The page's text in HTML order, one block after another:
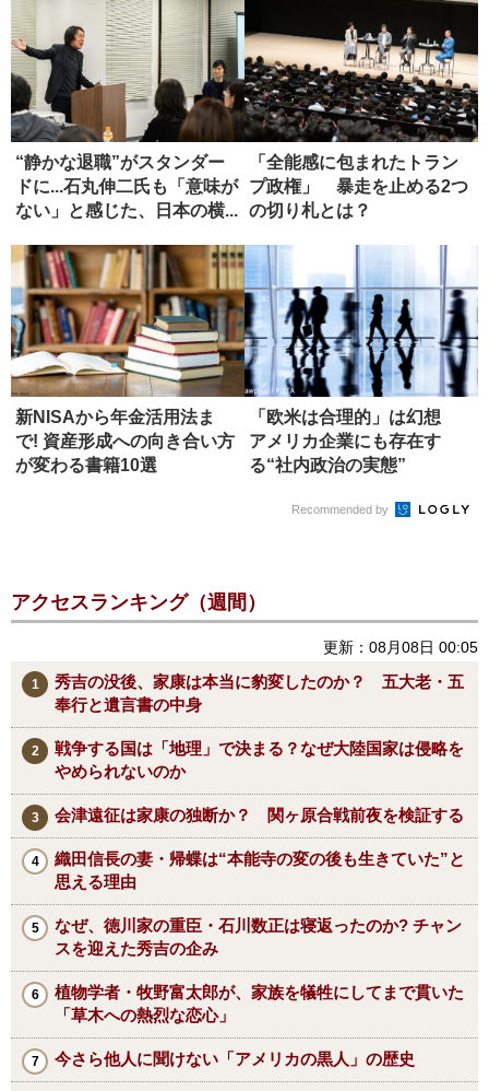
“静かな退職”がスタンダー
ドに...石丸伸二氏も「意味が
ない」と感じた、日本の横...
「全能感に包まれたトラン
プ政権」 暴走を止める2つ
の切り札とは？
新NISAから年金活用法ま
で! 資産形成への向き合い方
が変わる書籍10選
「欧米は合理的」は幻想
アメリカ企業にも存在す
る“社内政治の実態”
Recommended by
アクセスランキング（週間）
更新：08月08日 00:05
秀吉の没後、家康は本当に豹変したのか？ 五大老・五
奉行と遺言書の中身
戦争する国は「地理」で決まる？なぜ大陸国家は侵略を
やめられないのか
会津遠征は家康の独断か？ 関ヶ原合戦前夜を検証する
織田信長の妻・帰蝶は“本能寺の変の後も生きていた”と
思える理由
なぜ、徳川家の重臣・石川数正は寝返ったのか? チャン
スを迎えた秀吉の企み
植物学者・牧野富太郎が、家族を犠牲にしてまで貫いた
「草木への熱烈な恋心」
今さら他人に聞けない「アメリカの黒人」の歴史